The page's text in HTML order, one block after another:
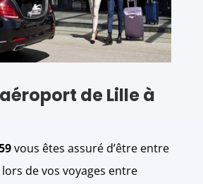
de Lille à
vous êtes assuré d’être entre
de vos voyages entre